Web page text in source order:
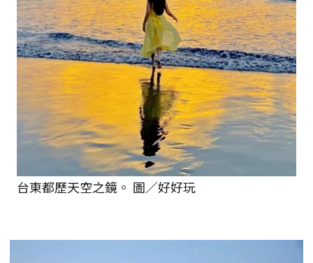
台東都歷天空之鏡。 圖／好好玩